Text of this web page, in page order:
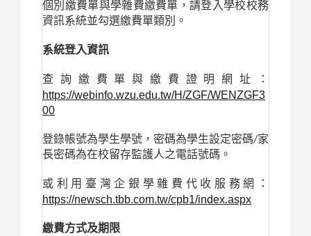
個別繳費單與學雜費繳費單，請登入學校校務
資訊系統並勾選繳費單類別。
系統登入資訊
查詢繳費單與繳費證明網址：
https://webinfo.wzu.edu.tw/H/ZGF/WENZGF3
00
登錄帳號為學生學號，密碼為學生設定密碼/家
長密碼為在校留存監護人之電話號碼。
或利用臺灣企銀學雜費代收服務網：
https://newsch.tbb.com.tw/cpb1/index.aspx
繳費方式及期限